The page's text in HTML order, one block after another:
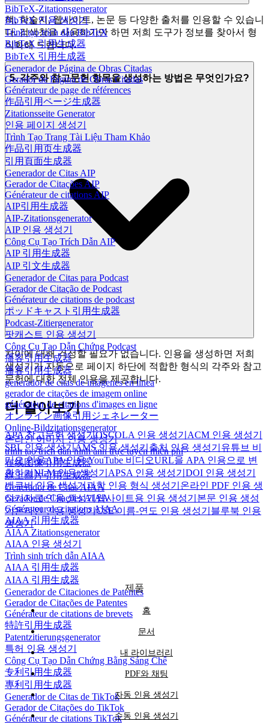
BibTeX-Zitationsgenerator
BibTeX 인용 생성기
Trình tạo trích dẫn BibTeX
BibTeX 引用生成器
BibTeX 引用生成器
Generador de Página de Obras Citadas
Gerador de Página de Obras Citadas
Générateur de page de références
作品引用ページ生成器
Zitationsseite Generator
인용 페이지 생성기
Trình Tạo Trang Tài Liệu Tham Khảo
作品引用页生成器
引用頁面生成器
Generador de Citas AIP
Gerador de Citações AIP
Générateur de citations AIP
AIP引用生成器
AIP-Zitationsgenerator
AIP 인용 생성기
Công Cụ Tạo Trích Dẫn AIP
AIP 引用生成器
AIP 引文生成器
Generador de Citas para Podcast
Gerador de Citação de Podcast
Générateur de citations de podcast
ポッドキャスト引用生成器
Podcast-Zitiergenerator
팟캐스트 인용 생성기
Công Cụ Tạo Dẫn Chứng Podcast
播客引用生成器
播客引用生成器
generador de citas de imágenes en línea
gerador de citações de imagem online
générateur de citations d'images en ligne
オンライン画像引用ジェネレーター
Online-Bildzitationsgenerator
온라인 이미지 인용 생성기
trình tạo trích dẫn hình ảnh trực tuyến miễn phí
在线图像引用生成器
線上圖片引用生成器
Generador de Citas AIAA
Gerador de Citações AIAA
Générateur de citations AIAA
AIAA 引用生成器
AIAA Zitationsgenerator
AIAA 인용 생성기
Trình sinh trích dẫn AIAA
AIAA 引用生成器
AIAA 引用生成器
Generador de Citaciones de Patentes
Gerador de Citações de Patentes
Générateur de citations de brevets
特許引用生成器
Patentzitierungsgenerator
특허 인용 생성기
Công Cụ Tạo Dẫn Chứng Bằng Sáng Chế
专利引用生成器
專利引用生成器
Generador de Citas de TikTok
Gerador de Citações do TikTok
Générateur de citations TikTok
책, 학술지, 웹사이트, 논문 등 다양한 출처를 인용할 수 있습니
다. 검색창을 사용하기만 하면 저희 도구가 정보를 찾아서 형
식화해 드립니다.
5. 각주와 참고문헌 항목을 생성하는 방법은 무엇인가요?
차이에 대해 걱정할 필요가 없습니다. 인용을 생성하면 저희
생성기가 자동으로 페이지 하단에 적합한 형식의 각주와 참고
문헌에 대한 전체 인용을 제공합니다.
더 알아보기
APA 참고문헌 생성기OSCOLA 인용 생성기 ACM 인용 생성기
SBL 인용 생성기AMS 인용 생성기 출처 인용 생성기 유튜브 비
디오 인용APA 인용 YouTube 비디오URL을 APA 인용으로 변
환하기NLM 인용 생성기 APSA 인용 생성기 DOI 인용 생성기
밴쿠버 인용 생성기과학 인용 형식 생성기 온라인 PDF 인용 생
성기자료 인용 생성기웹사이트용 인용 생성기 본문 인용 생성
기온라인 인용 생성기CSE 이름-연도 인용 생성기 블루북 인용
생성기
제품
홈
문서
내 라이브러리
PDF와 채팅
자동 인용 생성기
수동 인용 생성기